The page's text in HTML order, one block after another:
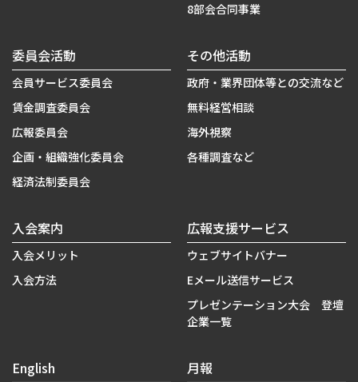
8部会合同事業
委員会活動
会員サービス委員会
賃金調査委員会
広報委員会
企画・組織強化委員会
経済法制委員会
その他活動
政府・業界団体等との交流など
無料経営相談
海外視察
各種調査など
入会案内
入会メリット
入会方法
広報支援サービス
ウェブサイトバナー
Eメール送信サービス
プレゼンテーション大会 登壇
企業一覧
English 月報